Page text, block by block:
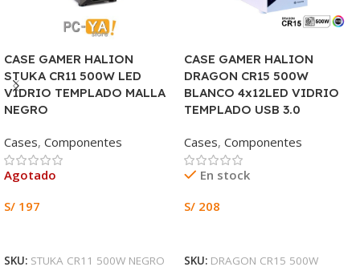
CASE GAMER HALION
STUKA CR11 500W LED
VIDRIO TEMPLADO MALLA
NEGRO
Cases, Componentes
Agotado
S/ 197
SKU: STUKA CR11 500W NEGRO
CASE GAMER HALION
DRAGON CR15 500W
BLANCO 4x12LED VIDRIO
TEMPLADO USB 3.0
Cases, Componentes
En stock
S/ 208
SKU: DRAGON CR15 500W